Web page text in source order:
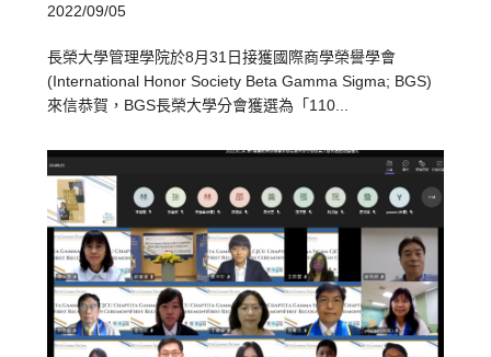
2022/09/05
長榮大學管理學院於8月31日接獲國際商學榮譽學會
(International Honor Society Beta Gamma Sigma; BGS)
來信恭賀，BGS長榮大學分會獲選為「110...